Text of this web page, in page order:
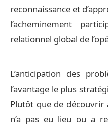
reconnaissance et
l’acheminement
relationnel global de
L’anticipation des
l’avantage le plus
Plutôt que de découvrir
n’a pas eu lieu ou a